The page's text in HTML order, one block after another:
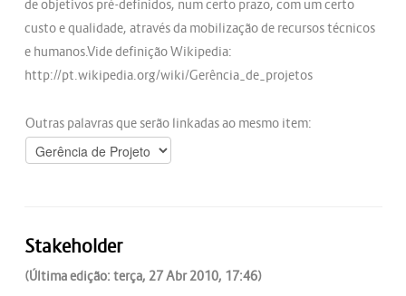
de objetivos pré-definidos, num certo prazo, com um certo
custo e qualidade, através da mobilização de recursos técnicos
e humanos.Vide definição Wikipedia:
http://pt.wikipedia.org/wiki/Gerência_de_projetos
Outras palavras que serão linkadas ao mesmo item:
Stakeholder
(Última edição: terça, 27 Abr 2010, 17:46)